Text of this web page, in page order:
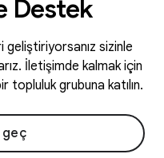
Destek
sizinle
İletişimde kalmak için
grubuna katılın.